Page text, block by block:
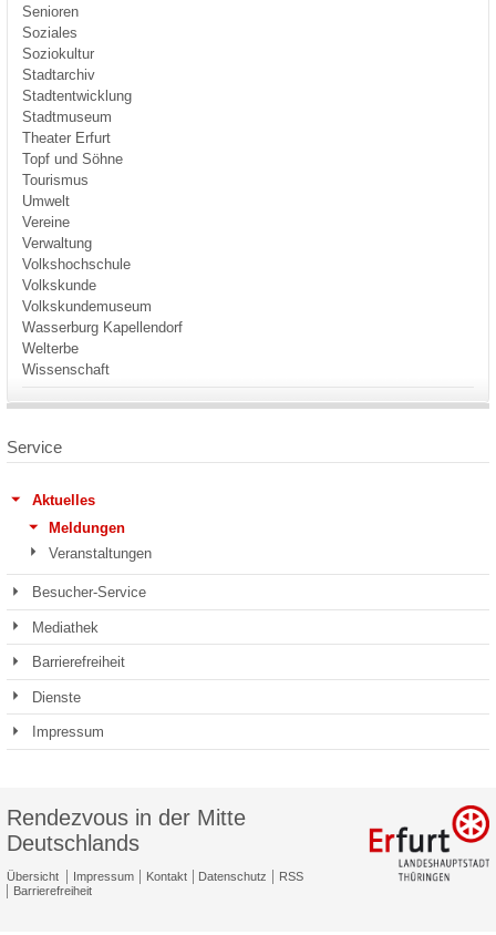
Senioren
Soziales
Soziokultur
Stadtarchiv
Stadtentwicklung
Stadtmuseum
Theater Erfurt
Topf und Söhne
Tourismus
Umwelt
Vereine
Verwaltung
Volkshochschule
Volkskunde
Volkskundemuseum
Wasserburg Kapellendorf
Welterbe
Wissenschaft
Service
Aktuelles
Meldungen
Veranstaltungen
Besucher-Service
Mediathek
Barrierefreiheit
Dienste
Impressum
Rendezvous in der Mitte
Deutschlands
Übersicht Impressum Kontakt Datenschutz
RSS
Barrierefreiheit